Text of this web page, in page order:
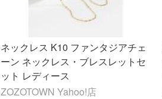
ネックレス K10 ファンタジアチェ
ーン ネックレス・ブレスレットセ
ット レディース
ZOZOTOWN Yahoo!店